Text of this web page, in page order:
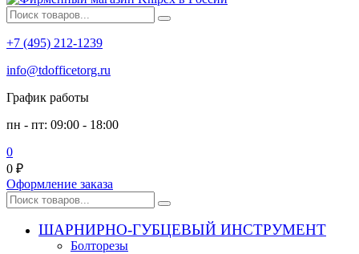
+7 (495) 212-1239
info@tdofficetorg.ru
График работы
пн - пт: 09:00 - 18:00
0
0 ₽
Оформление заказа
ШАРНИРНО-ГУБЦЕВЫЙ ИНСТРУМЕНТ
Болторезы